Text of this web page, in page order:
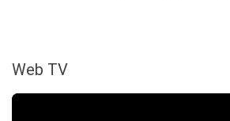
Web TV